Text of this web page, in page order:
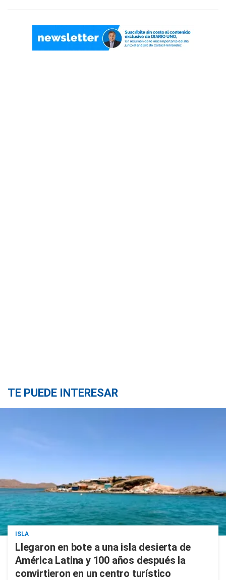
TE PUEDE INTERESAR
ISLA
Llegaron en bote a una isla desierta de
América Latina y 100 años después la
convirtieron en un centro turístico